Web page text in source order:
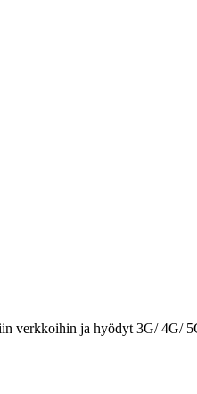
verkkoihin ja hyödyt 3G/ 4G/